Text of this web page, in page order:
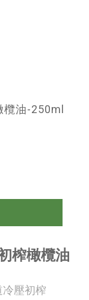
欖油-250ml
榨橄欖油
壓初榨